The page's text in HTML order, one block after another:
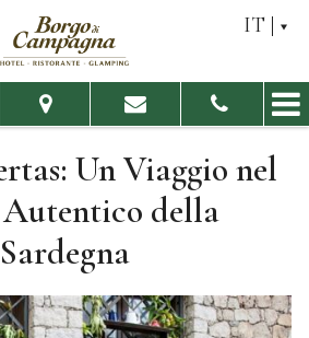
IT
Un Viaggio nel
della
Sardegna